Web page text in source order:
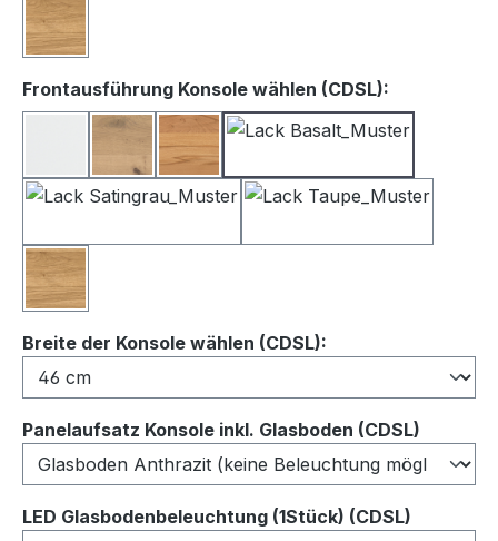
Wildeiche
Frontausführung Konsole wählen (CDSL):
BalkeneicheKernbuche
Wildeiche
Breite der Konsole wählen (CDSL):
Panelaufsatz Konsole inkl. Glasboden (CDSL)
LED Glasbodenbeleuchtung (1Stück) (CDSL)